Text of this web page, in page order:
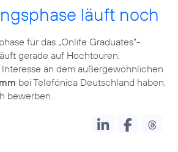
läuft noch
für das „Onlife Graduates“-
gerade auf Hochtouren.
an dem außergewöhnlichen
bei Telefónica Deutschland haben,
bewerben.